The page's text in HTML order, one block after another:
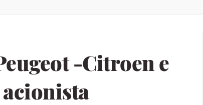
-Citroen e